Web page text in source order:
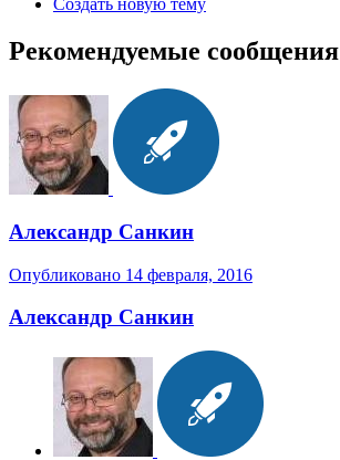
Создать новую тему
Рекомендуемые сообщения
Александр Санкин
Опубликовано 14 февраля, 2016
Александр Санкин